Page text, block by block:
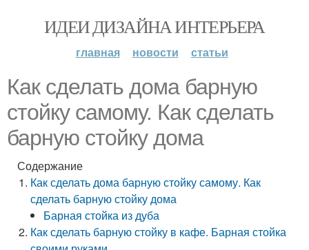
ИДЕИ ДИЗАЙНА ИНТЕРЬЕРА
главная новости статьи
Как сделать дома барную
стойку самому. Как сделать
барную стойку дома
Содержание
Как сделать дома барную стойку самому. Как
сделать барную стойку дома
Барная стойка из дуба
Как сделать барную стойку в кафе. Барная стойка